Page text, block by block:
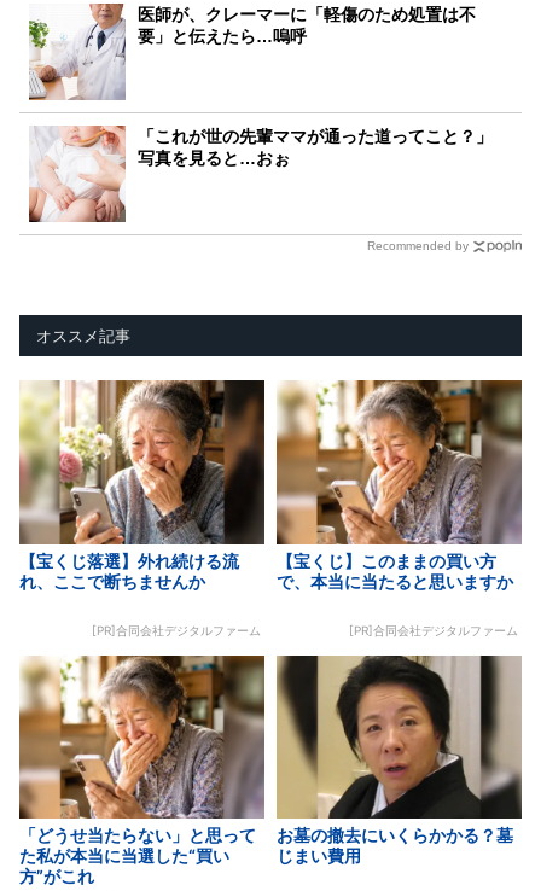
医師が、クレーマーに「軽傷のため処置は不
要」と伝えたら…嗚呼
「これが世の先輩ママが通った道ってこと？」
写真を見ると…おぉ
Recommended by
オススメ記事
【宝くじ落選】外れ続ける流
れ、ここで断ちませんか
[PR]合同会社デジタルファーム
【宝くじ】このままの買い方
で、本当に当たると思いますか
[PR]合同会社デジタルファーム
「どうせ当たらない」と思って
た私が本当に当選した“買い
方”がこれ
お墓の撤去にいくらかかる？墓
じまい費用